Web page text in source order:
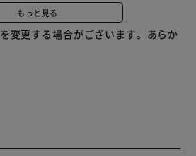
存。
画で安心。
い場合でも、その場で手動録画でき
もっと見る
変更する場合がございます。あらか